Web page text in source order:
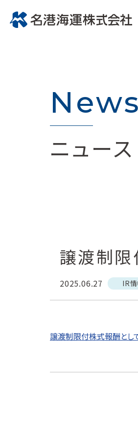
News
ニュース
譲渡制限
2025.06.27 IR
譲渡制限付株式報酬とし